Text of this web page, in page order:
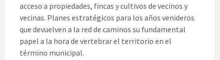
acceso a propiedades, fincas y cultivos de vecinos y
vecinas. Planes estratégicos para los años venideros
que devuelven a la red de caminos su fundamental
papel a la hora de vertebrar el territorio en el
término municipal.